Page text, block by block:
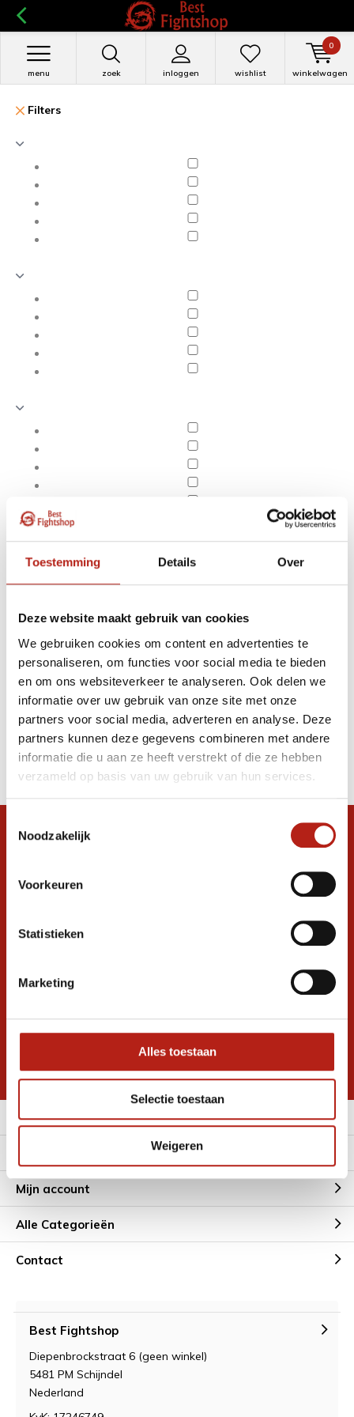
Toestemming Details Over
Deze website maakt gebruik van cookies
We gebruiken cookies om content en advertenties te
personaliseren, om functies voor social media te bieden
en om ons websiteverkeer te analyseren. Ook delen we
informatie over uw gebruik van onze site met onze
partners voor social media, adverteren en analyse. Deze
partners kunnen deze gegevens combineren met andere
informatie die u aan ze heeft verstrekt of die ze hebben
verzameld op basis van uw gebruik van hun services.
Noodzakelijk
Voorkeuren
Statistieken
Marketing
Alles toestaan
Selectie toestaan
Weigeren
zoek inloggen
menu wishlist winkelwagen
0
Filters
Apply filters
Producten getagd met 1
jaar garantie
Producten
Filter
Sorteren op
Snel antwoord op je vraag?
graag verder. 24/7
Ontvang de nieuwste aanbiedingen en
Inschrijven voor
* Lees hier de wettelijke beperkingen
Meer informatie
Mijn account
Alle Categorieën
Contact
Best Fightshop
Diepenbrockstraat 6 (geen winkel)
5481 PM Schijndel
Nederland